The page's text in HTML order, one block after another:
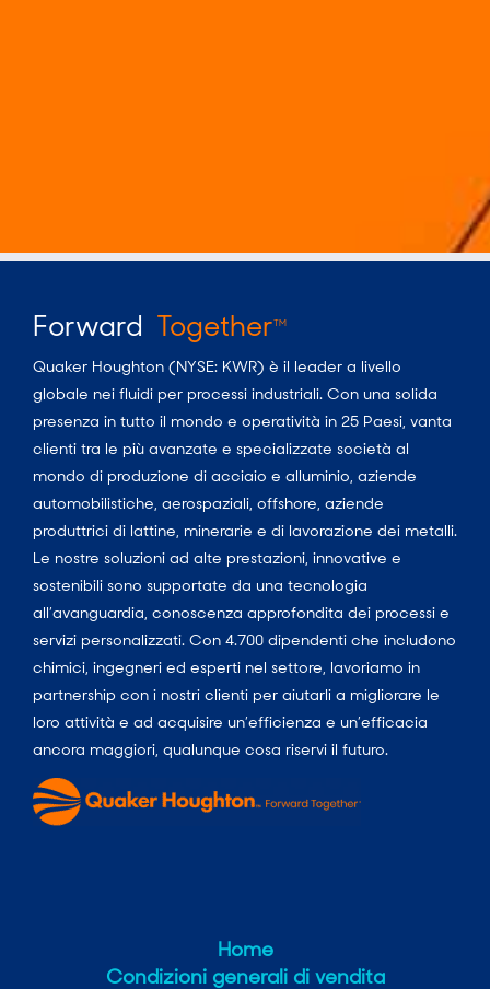
Forward TogetherTM
Quaker Houghton (NYSE: KWR) è il leader a livello
globale nei fluidi per processi industriali. Con una solida
presenza in tutto il mondo e operatività in 25 Paesi, vanta
clienti tra le più avanzate e specializzate società al
mondo di produzione di acciaio e alluminio, aziende
automobilistiche, aerospaziali, offshore, aziende
produttrici di lattine, minerarie e di lavorazione dei metalli.
Le nostre soluzioni ad alte prestazioni, innovative e
sostenibili sono supportate da una tecnologia
all’avanguardia, conoscenza approfondita dei processi e
servizi personalizzati. Con 4.700 dipendenti che includono
chimici, ingegneri ed esperti nel settore, lavoriamo in
partnership con i nostri clienti per aiutarli a migliorare le
loro attività e ad acquisire un’efficienza e un’efficacia
ancora maggiori, qualunque cosa riservi il futuro.
Home
Condizioni generali di vendita